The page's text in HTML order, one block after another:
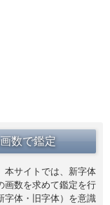
数で鑑定
本サイトでは、新字体
画数を求めて鑑定を行
字体・旧字体）を意識